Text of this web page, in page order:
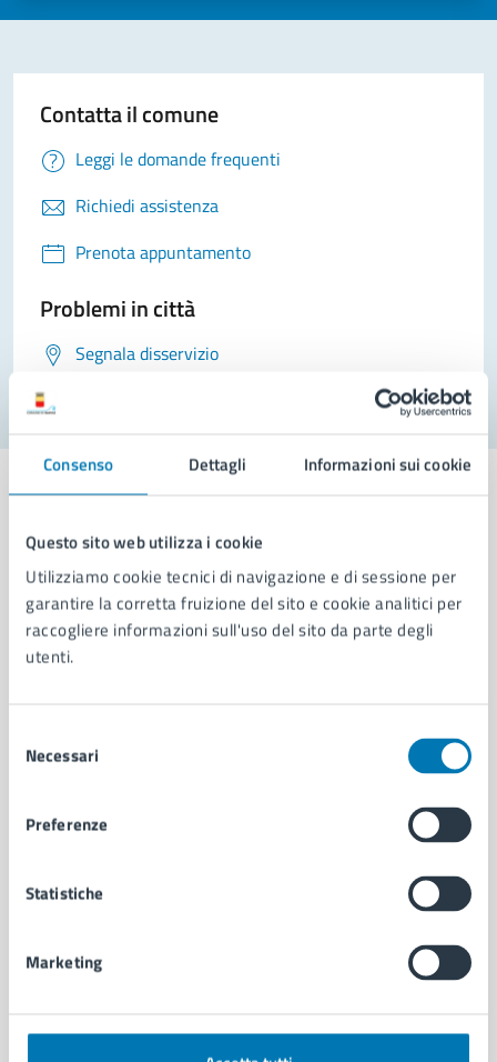
Consenso Dettagli Informazioni sui cookie
Questo sito web utilizza i cookie
Utilizziamo cookie tecnici di navigazione e di sessione per
garantire la corretta fruizione del sito e cookie analitici per
raccogliere informazioni sull'uso del sito da parte degli
utenti.
delNecessari
Preferenze
Statistiche
Marketing
Contatta il comune
Leggi le domande frequenti
Richiedi assistenza
Prenota appuntamento
Problemi in città
Segnala disservizio
Comune di Napoli
AMMINISTRAZIONE
Aree amministrative
Uffici
Personale amministrativo
Intranet, posta aziendale e protocollo
CATEGORIE DI SERVIZIO